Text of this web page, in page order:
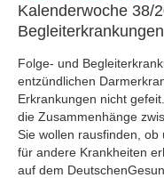
Kalenderwoche 38/
Begleiterkrankungen
Folge- und
entzündlichen
Erkrankungen nicht
die Zusammenhänge
Sie wollen rausfinden,
für andere Krankheiten
auf dem